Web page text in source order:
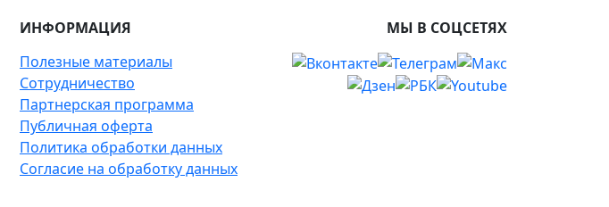
ИНФОРМАЦИЯ
Полезные материалы
Сотрудничество
Партнерская программа
Публичная оферта
Политика обработки данных
Согласие на обработку данных
МЫ В СОЦСЕТЯХ